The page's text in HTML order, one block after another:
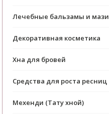
Лечебные бальзамы и мази
Декоративная косметика
Хна для бровей
Средства для роста ресниц
Мехенди (Тату хной)